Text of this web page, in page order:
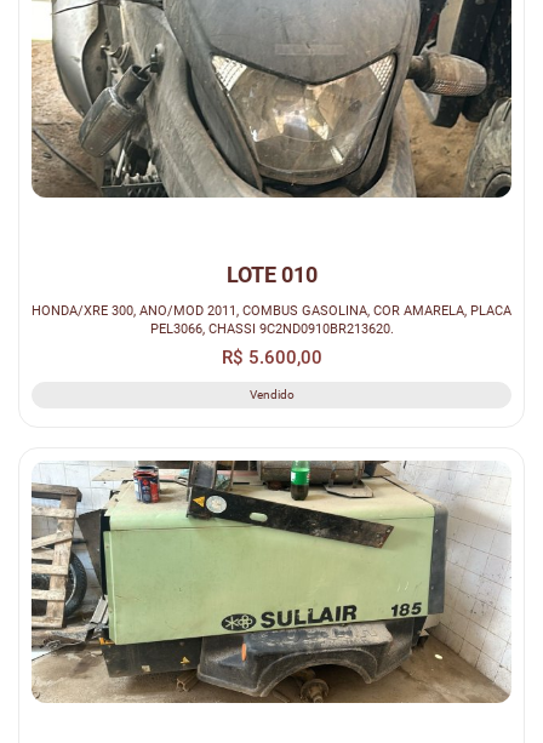
LOTE 010
HONDA/XRE 300, ANO/MOD 2011, COMBUS GASOLINA, COR AMARELA, PLACA
PEL3066, CHASSI 9C2ND0910BR213620.
R$ 5.600,00
Vendido